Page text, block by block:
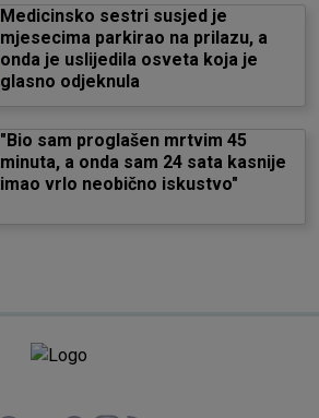
Medicinsko sestri susjed je
mjesecima parkirao na prilazu, a
onda je uslijedila osveta koja je
glasno odjeknula
"Bio sam proglašen mrtvim 45
minuta, a onda sam 24 sata kasnije
imao vrlo neobično iskustvo"